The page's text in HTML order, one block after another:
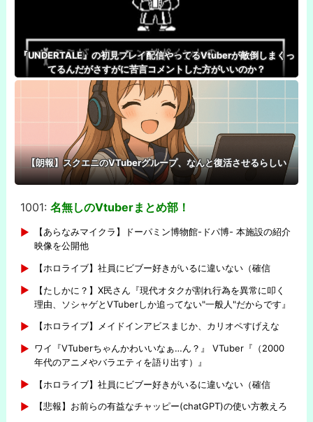
『UNDERTALE』の初見プレイ配信やってるVtuberが敵倒しまくっ
てるんだがさすがに苦言コメントした方がいいのか？
【朗報】スクエニのVTuberグループ、なんと復活させるらしい
1001: 名無しのVtuberまとめ部！
【あらなみマイクラ】ドーパミン博物館-ドパ博- 本施設の紹介
映像を公開他
【ホロライブ】社員にビブー好きがいるに違いない（確信
【たしかに？】X民さん『現代オタクが割れ行為を異常に叩く
理由、ソシャゲとVTuberしか追ってない"一般人"だからです』
【ホロライブ】メイドインアビスまじか、カリオペすげえな
ワイ『VTuberちゃんかわいいなぁ…ん？』 VTuber『（2000
年代のアニメやバラエティを語り出す）』
【ホロライブ】社員にビブー好きがいるに違いない（確信
【悲報】お前らの有益なチャッピー(chatGPT)の使い方教えろ